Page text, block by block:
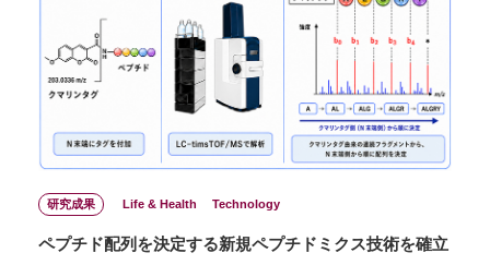
研究成果 Life & Health Technology
ペプチド配列を決定する新規ペプチドミクス技術を確立